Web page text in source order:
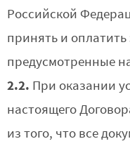
Российской
принять и оплатить
предусмотренные
2.2. При оказании
настоящего
из того, что все